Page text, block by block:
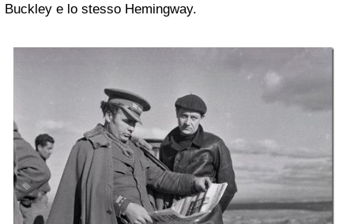
Buckley e lo stesso Hemingway.